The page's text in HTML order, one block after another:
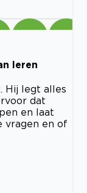
leren
Hij legt alles
dat
en laat
vragen en of